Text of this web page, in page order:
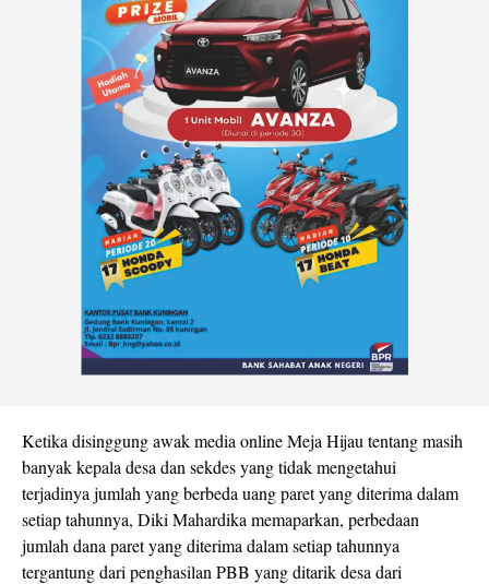
Ketika disinggung awak media online Meja Hijau tentang masih
banyak kepala desa dan sekdes yang tidak mengetahui
terjadinya jumlah yang berbeda uang paret yang diterima dalam
setiap tahunnya, Diki Mahardika memaparkan, perbedaan
jumlah dana paret yang diterima dalam setiap tahunnya
tergantung dari penghasilan PBB yang ditarik desa dari